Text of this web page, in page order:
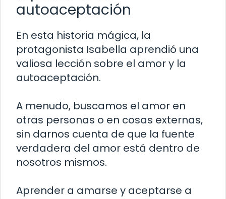
autoaceptación
En esta historia mágica, la
protagonista Isabella aprendió una
valiosa lección sobre el amor y la
autoaceptación.
A menudo, buscamos el amor en
otras personas o en cosas externas,
sin darnos cuenta de que la fuente
verdadera del amor está dentro de
nosotros mismos.
Aprender a amarse y aceptarse a